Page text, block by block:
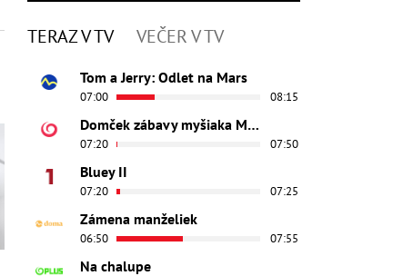
TERAZ V TV VEČER V TV
Tom a Jerry: Odlet na Mars
07:00 08:15
Domček zábavy myšiaka Mickeyho
07:20 07:50
Bluey II
07:20 07:25
Zámena manželiek
06:50 07:55
Na chalupe